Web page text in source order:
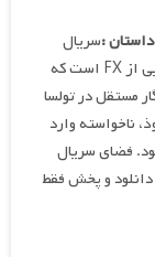
:سریال
The Lowdown (۲۰۲۵) یک درام جنایی آمریکایی از FX است که
مستقل در تولسا
ناخواسته وارد
فضای سریال
دانلود و پخش فقط